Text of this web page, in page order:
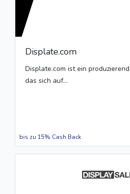
Displate.com
Displate.com ist ein
das sich auf...
bis zu 15% Cash Back